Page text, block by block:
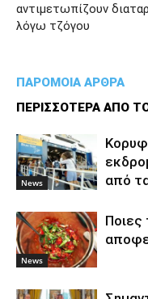
αντιμετωπίζουν
λόγω τζόγου
ΠΑΡΟΜΟΙΑ ΑΡΘΡΑ
ΠΕΡΙΣΣΟΤΕΡΑ ΑΠΟ
News
από
News